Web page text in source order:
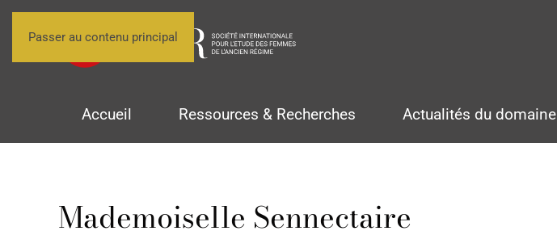
Passer au contenu principal
Accueil Ressources & Recherches Actualités du domaine
Mademoiselle Sennectaire